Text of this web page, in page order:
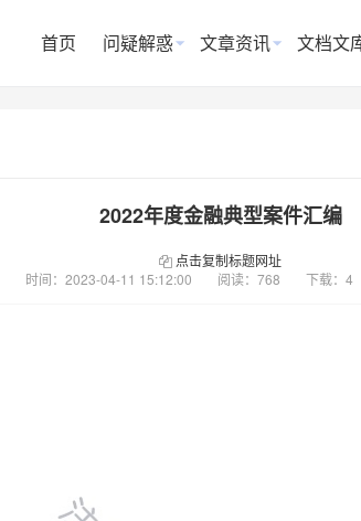
首页 问疑解惑 文章资讯 文档文
2022年度金融典型案件汇编
点击复制标题网址
时间： 2023-04-11 15:12:00 阅读：768 下载：4